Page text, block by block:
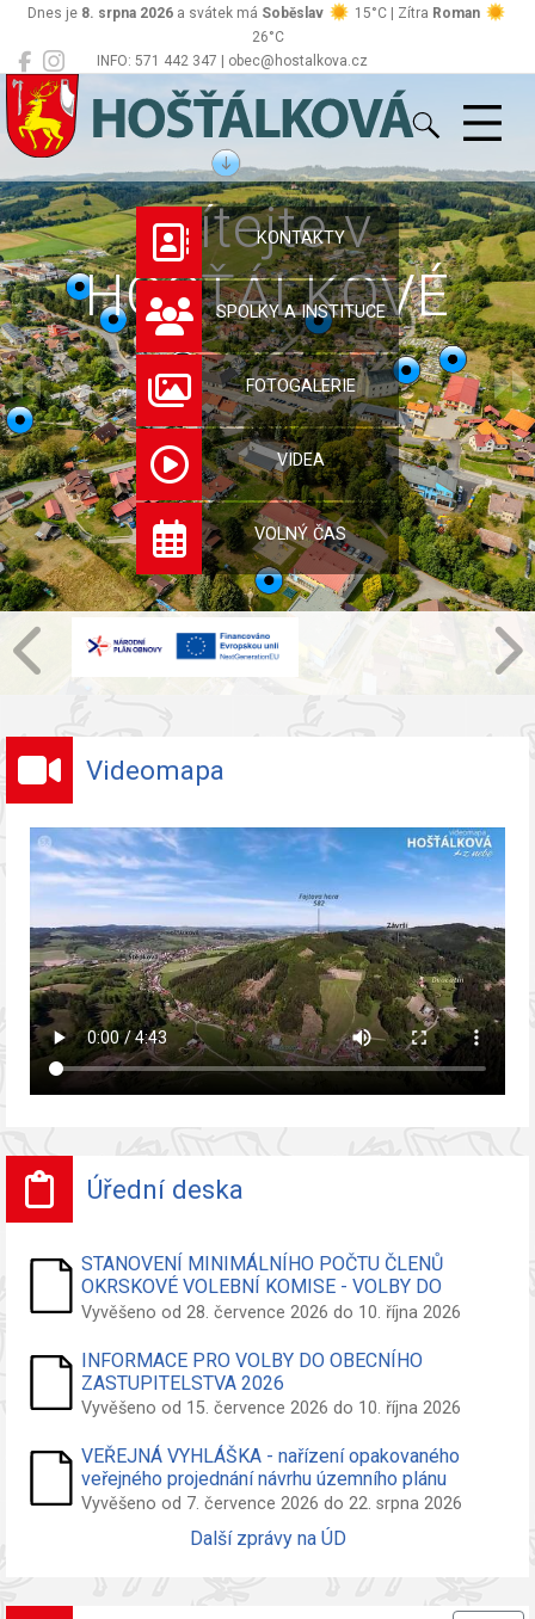
INFO: 571 442 347 | obec@hostalkova.cz
Dnes je 8. srpna 2026 a svátek má Soběslav 15°C | Zítra Roman
26°C
Hošťálková
Vítejte v
HOŠŤÁLKOVÉ
KONTAKTY
SPOLKY A INSTITUCE
FOTOGALERIE
VIDEA
VOLNÝ ČAS
Videomapa
Úřední deska
STANOVENÍ MINIMÁLNÍHO POČTU ČLENŮ
OKRSKOVÉ VOLEBNÍ KOMISE - VOLBY DO
ZASTUPITELSTVA OBCE
Vyvěšeno od 28. července 2026 do 10. října 2026
INFORMACE PRO VOLBY DO OBECNÍHO
ZASTUPITELSTVA 2026
Vyvěšeno od 15. července 2026 do 10. října 2026
VEŘEJNÁ VYHLÁŠKA - nařízení opakovaného
veřejného projednání návrhu územního plánu
Vyvěšeno od 7. července 2026 do 22. srpna 2026
Další zprávy na ÚD